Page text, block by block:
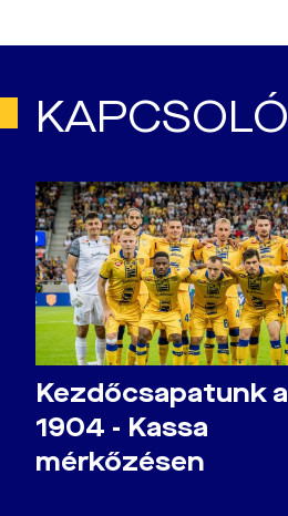
Kezdőcsapatunk
1904 - Kassa
mérkőzésen